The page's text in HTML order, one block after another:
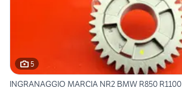
5
INGRANAGGIO MARCIA NR2 BMW R850 R1100